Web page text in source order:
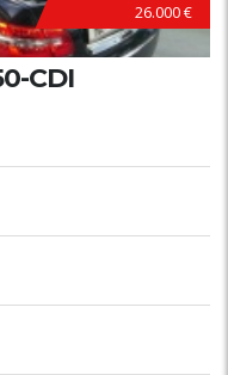
26.000 €
CDI